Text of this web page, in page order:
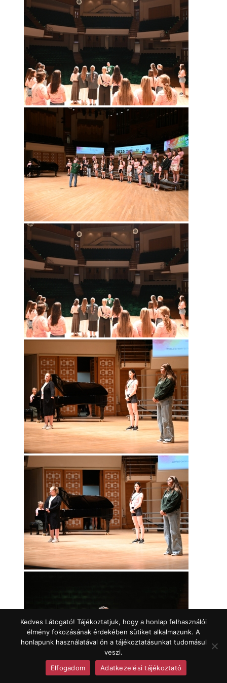
Kedves Látogató! Tájékoztatjuk, hogy a honlap felhasználói
élmény fokozásának érdekében sütiket alkalmazunk. A
honlapunk használatával ön a tájékoztatásunkat tudomásul
veszi.
Elfogadom
Adatkezelési tájékoztató